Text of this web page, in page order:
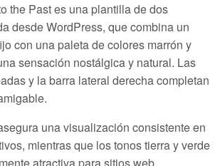
the Pastes una plantilla de dos
desde WordPress, que combina un
con una paleta de colores marrón y
sensación nostálgica y natural. Las
y la barra lateral derecha completan
una visualización consistente en
mientras que los tonos tierra y verde